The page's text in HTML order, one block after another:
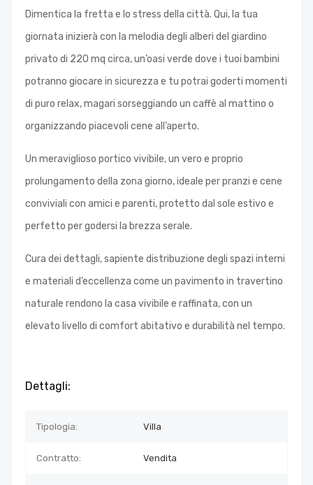
Dimentica la fretta e lo stress della città. Qui, la tua
giornata inizierà con la melodia degli alberi del giardino
privato di 220 mq circa, un’oasi verde dove i tuoi bambini
potranno giocare in sicurezza e tu potrai goderti momenti
di puro relax, magari sorseggiando un caffè al mattino o
organizzando piacevoli cene all’aperto.
Un meraviglioso portico vivibile, un vero e proprio
prolungamento della zona giorno, ideale per pranzi e cene
conviviali con amici e parenti, protetto dal sole estivo e
perfetto per godersi la brezza serale.
Cura dei dettagli, sapiente distribuzione degli spazi interni
e materiali d’eccellenza come un pavimento in travertino
naturale rendono la casa vivibile e raffinata, con un
elevato livello di comfort abitativo e durabilità nel tempo.
Dettagli:
Tipologia: Villa
Contratto: Vendita